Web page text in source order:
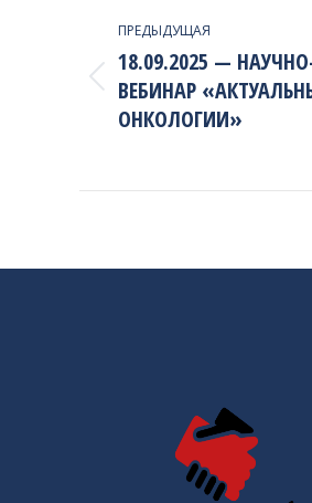
NAVIGATION
ПРЕДЫДУЩАЯ
Previous
project:
18.09.2025 —
ВЕБИНАР
ОНКОЛОГИИ»